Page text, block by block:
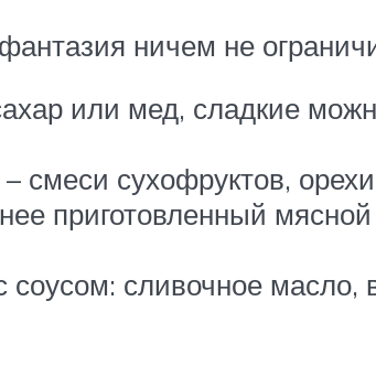
ничем не
или мед, сладкие
смеси сухофруктов,
приготовленный
соусом: сливочное